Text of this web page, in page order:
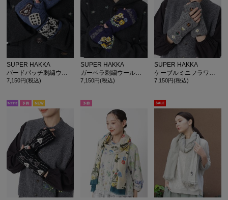
SUPER HAKKA
7,150円(税込)
SUPER HAKKA
7,150円(税込)
SUPER HAKKA
7,150円(税込)